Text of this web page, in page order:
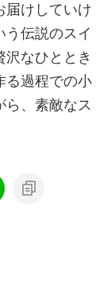
届けしていけ
う伝説のスイ
なひととき
る過程での小
ら、素敵なス